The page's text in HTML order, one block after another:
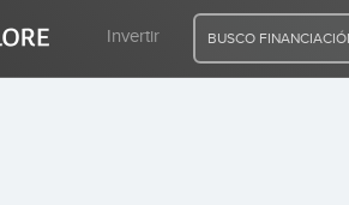
Invertir BUSCO